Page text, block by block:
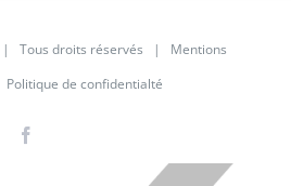
| Tous droits réservés | Mentions
Politique de confidentialté